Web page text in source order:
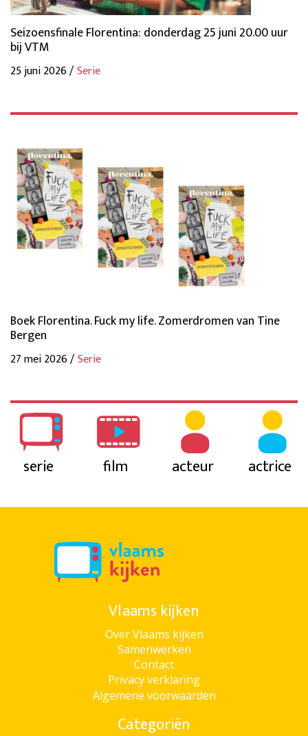
Seizoensfinale Florentina: donderdag 25 juni 20.00 uur
bij VTM
25 juni 2026 /Serie
Boek Florentina. Fuck my life. Zomerdromen van Tine
Bergen
27 mei 2026 /Serie
serie film acteur actrice
Vlaams kijken
Over Vlaams kijken
Samenwerken
Contact
Privacy verklaring
Algemene voorwaarden
Categoriën